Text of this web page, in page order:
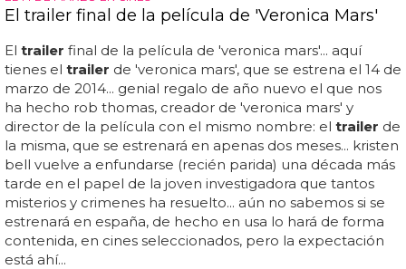
El trailer final de la película de 'Veronica Mars'
El trailer final de la película de 'veronica mars'... aquí
tienes el trailer de 'veronica mars', que se estrena el 14 de
marzo de 2014... genial regalo de año nuevo el que nos
ha hecho rob thomas, creador de 'veronica mars' y
director de la película con el mismo nombre: el trailer de
la misma, que se estrenará en apenas dos meses... kristen
bell vuelve a enfundarse (recién parida) una década más
tarde en el papel de la joven investigadora que tantos
misterios y crimenes ha resuelto... aún no sabemos si se
estrenará en españa, de hecho en usa lo hará de forma
contenida, en cines seleccionados, pero la expectación
está ahí...